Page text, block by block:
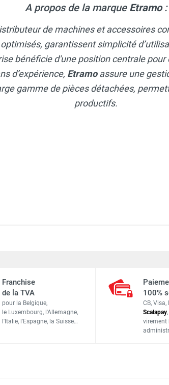
A propos de la marque Etramo:
de machines et accessoires
garantissent simplicité
bénéficie d'une position centrale
d’expérience, Etramoassure une
gamme de pièces détachées,
productifs.
Etramo
02656
Franchise
de la TVA
pour la Belgique,
le Luxembourg, l'Allemagne,
l'Italie, l'Espagne, la Suisse…
100%
CB,
Scalapay,
virement